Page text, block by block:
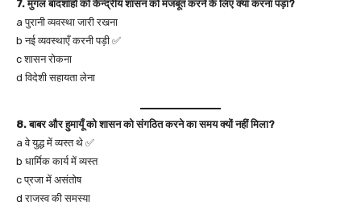
7. मुगल बादशाहों को केन्द्रीय शासन को मजबूत करने के लिए क्या करना पड़ा?
a पुरानी व्यवस्था जारी रखना
b नई व्यवस्थाएँ करनी पड़ी ✅
c शासन रोकना
d विदेशी सहायता लेना
8. बाबर और हुमायूँ को शासन को संगठित करने का समय क्यों नहीं मिला?
a वे युद्ध में व्यस्त थे ✅
b धार्मिक कार्य में व्यस्त
c प्रजा में असंतोष
d राजस्व की समस्या